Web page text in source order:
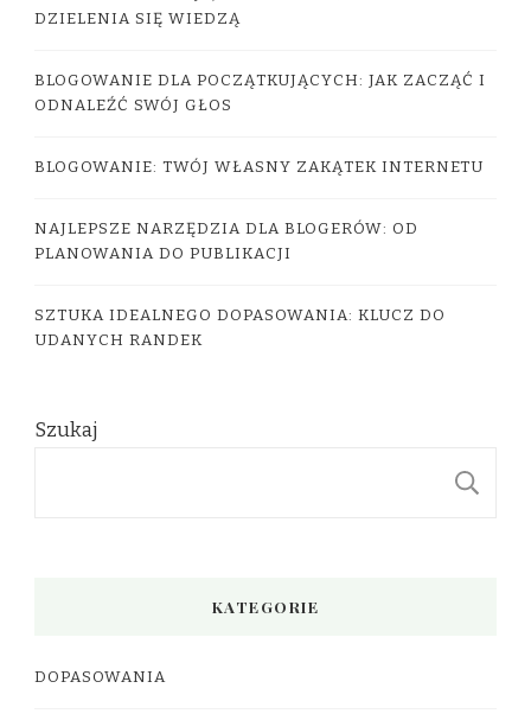
DZIELENIA SIĘ WIEDZĄ
BLOGOWANIE DLA POCZĄTKUJĄCYCH: JAK ZACZĄĆ I
ODNALEŹĆ SWÓJ GŁOS
BLOGOWANIE: TWÓJ WŁASNY ZAKĄTEK INTERNETU
NAJLEPSZE NARZĘDZIA DLA BLOGERÓW: OD
PLANOWANIA DO PUBLIKACJI
SZTUKA IDEALNEGO DOPASOWANIA: KLUCZ DO
UDANYCH RANDEK
Szukaj
KATEGORIE
DOPASOWANIA